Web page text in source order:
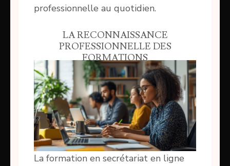
professionnelle au quotidien.
LA RECONNAISSANCE
PROFESSIONNELLE DES
FORMATIONS
La formation en secrétariat en ligne